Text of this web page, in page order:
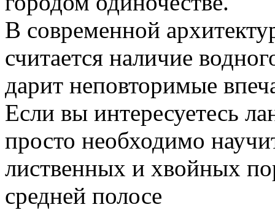
В современной
считается наличие
дарит неповторимые
Если вы интересуетесь
просто необходимо
лиственных и хвойных
средней полосе